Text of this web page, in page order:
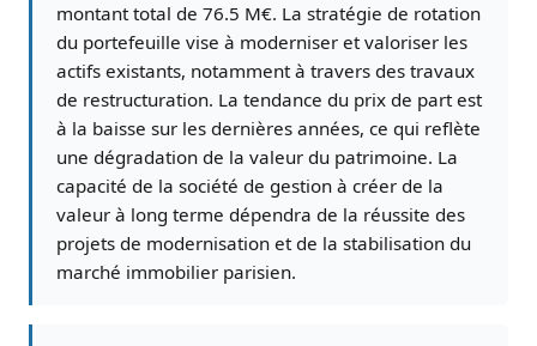
montant total de 76.5 M€. La stratégie de rotation
du portefeuille vise à moderniser et valoriser les
actifs existants, notamment à travers des travaux
de restructuration. La tendance du prix de part est
à la baisse sur les dernières années, ce qui reflète
une dégradation de la valeur du patrimoine. La
capacité de la société de gestion à créer de la
valeur à long terme dépendra de la réussite des
projets de modernisation et de la stabilisation du
marché immobilier parisien.